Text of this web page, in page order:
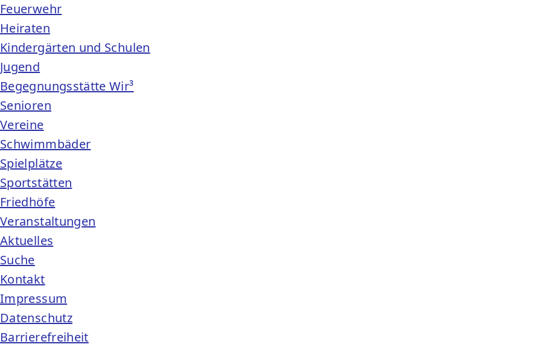
Feuerwehr
Heiraten
Kindergärten und Schulen
Jugend
Begegnungsstätte Wir³
Senioren
Vereine
Schwimmbäder
Spielplätze
Sportstätten
Friedhöfe
Veranstaltungen
Aktuelles
Suche
Kontakt
Impressum
Datenschutz
Barrierefreiheit